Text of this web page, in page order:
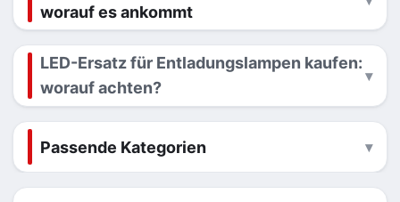
worauf es ankommt
LED-Ersatz für Entladungslampen kaufen:
worauf achten?
Passende Kategorien